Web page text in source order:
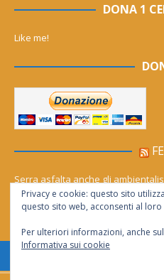
DONA 1
Like me!
Serra asfalta anche gli
Le migliori agenzie Meta Ads in
Privacy e cookie: questo sito
questo sito web, acconsenti al loro
Per ulteriori informazioni, anche
Informativa sui cookie